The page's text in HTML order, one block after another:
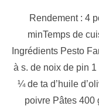
Rendement : 4
minTemps de
Ingrédients Pesto
à s. de noix de pin 1
¼ de ta d’huile
poivre Pâtes 400